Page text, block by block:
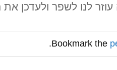
לנו לשפר ולעדכן
.